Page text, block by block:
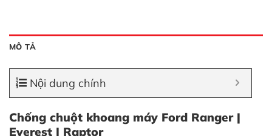
MÔ TẢ
Nội dung chính
Chống chuột khoang máy Ford Ranger |
Everest | Raptor